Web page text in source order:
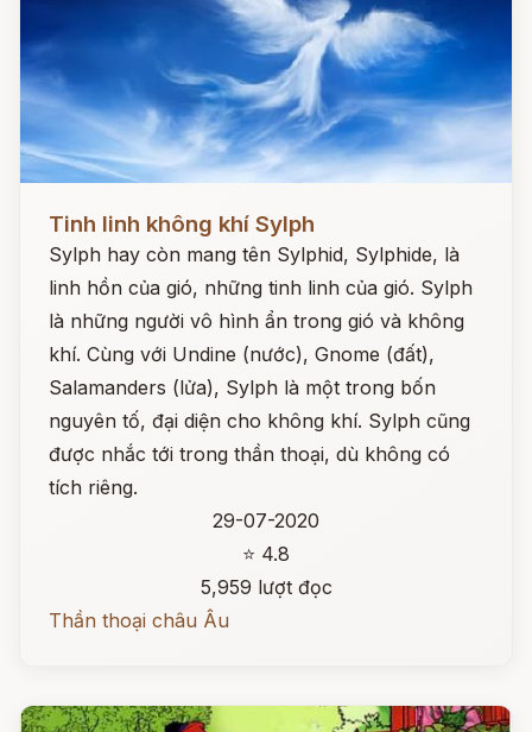
Tinh linh không khí Sylph
Sylph hay còn mang tên Sylphid, Sylphide, là
linh hồn của gió, những tinh linh của gió. Sylph
là những người vô hình ẩn trong gió và không
khí. Cùng với Undine (nước), Gnome (đất),
Salamanders (lửa), Sylph là một trong bốn
nguyên tố, đại diện cho không khí. Sylph cũng
được nhắc tới trong thần thoại, dù không có
tích riêng.
29-07-2020
⭐ 4.8
5,959 lượt đọc
Thần thoại châu Âu